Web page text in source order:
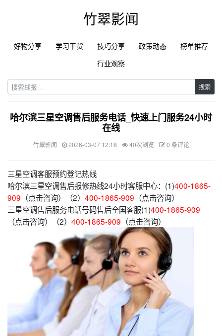
竹翠影闻
好物分享 学习干货 技巧分享 政策动态
榜单推荐
行业观察
搜索
哈尔滨三星空调售后服务电话_快速上门服务24小时
在线
竹翠影闻 2026-03-07 12:18 40次浏览 0 条评论
三星空调客服预约登记热线
哈尔滨三星空调售后报修热线24小时客服中心：(1)400-1865-
909 （点击咨询）（2） 400-1865-909 （点击咨询）
三星空调售后服务电话号码售后全国客服(1)400-1865-909
（点击咨询）（2） 400-1865-909 （点击咨询）